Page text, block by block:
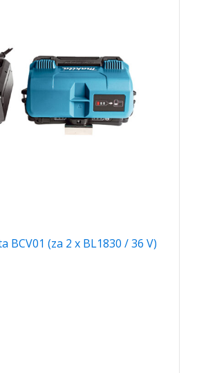
BCV01 (za 2 x BL1830 / 36 V)